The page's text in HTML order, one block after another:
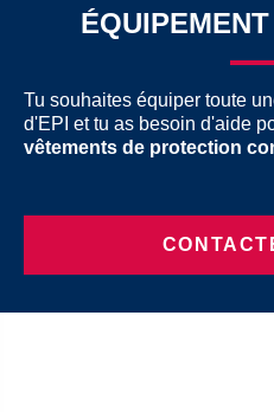
Tu souhaites équiper toute
d'EPI et tu as besoin d'aide
vêtements de protection